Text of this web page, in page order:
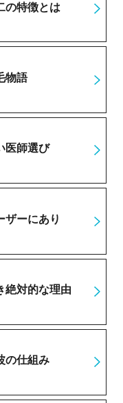
の特徴とは
物語
医師選び
ザーにあり
絶対的な理由
の仕組み